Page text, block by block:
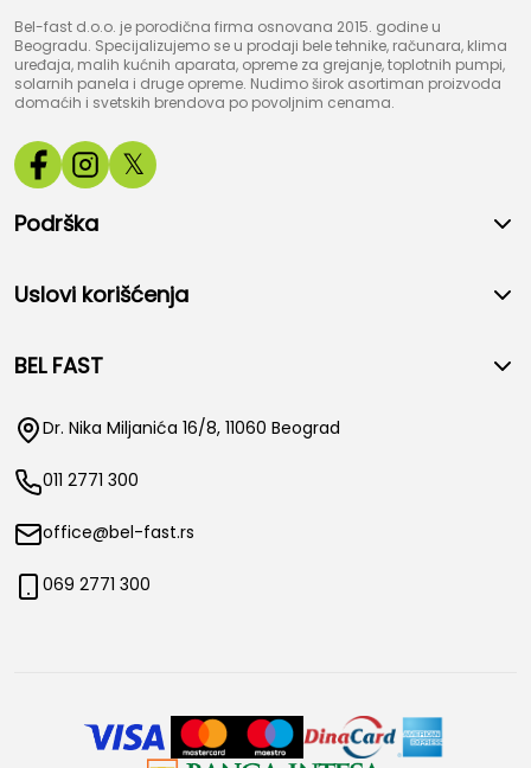
Bel-fast d.o.o. je porodična firma osnovana 2015. godine u
Beogradu. Specijalizujemo se u prodaji bele tehnike, računara, klima
uređaja, malih kućnih aparata, opreme za grejanje, toplotnih pumpi,
solarnih panela i druge opreme. Nudimo širok asortiman proizvoda
domaćih i svetskih brendova po povoljnim cenama.
𝕏
Podrška
Uslovi korišćenja
BEL FAST
Dr. Nika Miljanića 16/8, 11060 Beograd
011 2771 300
office@bel-fast.rs
069 2771 300